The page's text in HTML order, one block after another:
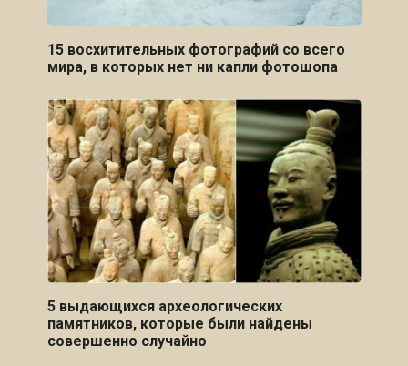
15 восхитительных фотографий со всего
мира, в которых нет ни капли фотошопа
5 выдающихся археологических
памятников, которые были найдены
совершенно случайно